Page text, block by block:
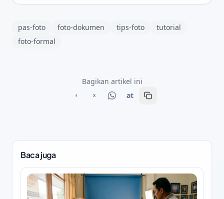
pas-foto foto-dokumen tips-foto
tutorial
foto-formal
Bagikan artikel ini
f X at
Baca juga